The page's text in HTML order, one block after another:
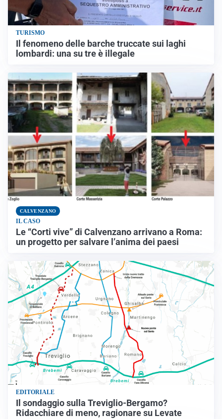
TURISMO
Il fenomeno delle barche truccate sui laghi
lombardi: una su tre è illegale
CALVENZANO
IL CASO
Le “Corti vive” di Calvenzano arrivano a Roma:
un progetto per salvare l’anima dei paesi
EDITORIALE
Il sondaggio sulla Treviglio-Bergamo?
Ridacchiare di meno, ragionare su Levate